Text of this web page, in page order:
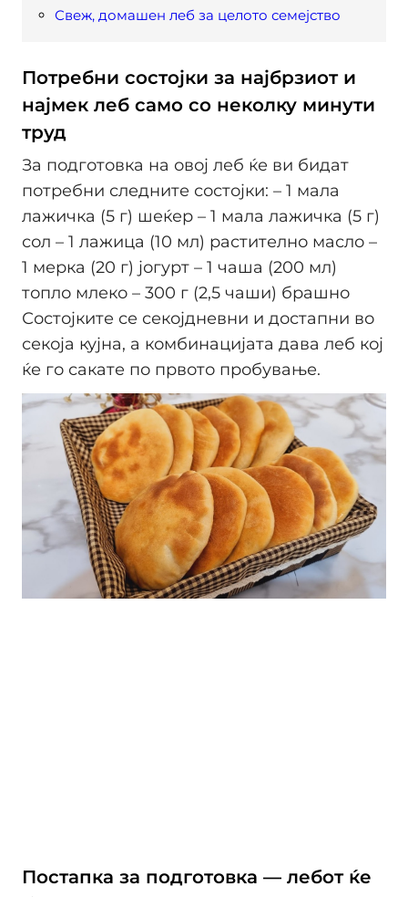
Свеж, домашен леб за целото семејство
Потребни состојки за најбрзиот и
најмек леб само со неколку минути
труд
За подготовка на овој леб ќе ви бидат
потребни следните состојки: – 1 мала
лажичка (5 г) шеќер – 1 мала лажичка (5 г)
сол – 1 лажица (10 мл) растително масло –
1 мерка (20 г) јогурт – 1 чаша (200 мл)
топло млеко – 300 г (2,5 чаши) брашно
Состојките се секојдневни и достапни во
секоја кујна, а комбинацијата дава леб кој
ќе го сакате по првото пробување.
Постапка за подготовка — лебот ќе